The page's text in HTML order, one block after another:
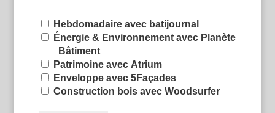
Hebdomadaire avec batijournal
Énergie & Environnement avec Planète
Bâtiment
Patrimoine avec Atrium
Enveloppe avec 5Façades
Construction bois avec Woodsurfer